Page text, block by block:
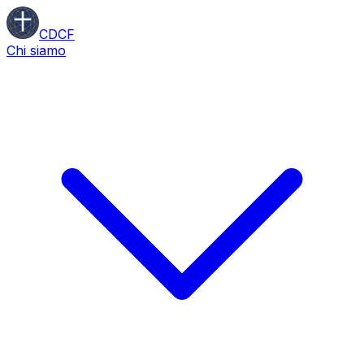
CDCF
Chi siamo